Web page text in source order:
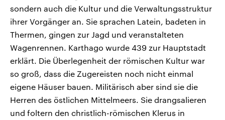
sondern auch die Kultur und die Verwaltungsstruktur
ihrer Vorgänger an. Sie sprachen Latein, badeten in
Thermen, gingen zur Jagd und veranstalteten
Wagenrennen. Karthago wurde 439 zur Hauptstadt
erklärt. Die Überlegenheit der römischen Kultur war
so groß, dass die Zugereisten noch nicht einmal
eigene Häuser bauen. Militärisch aber sind sie die
Herren des östlichen Mittelmeers. Sie drangsalieren
und foltern den christlich-römischen Klerus in